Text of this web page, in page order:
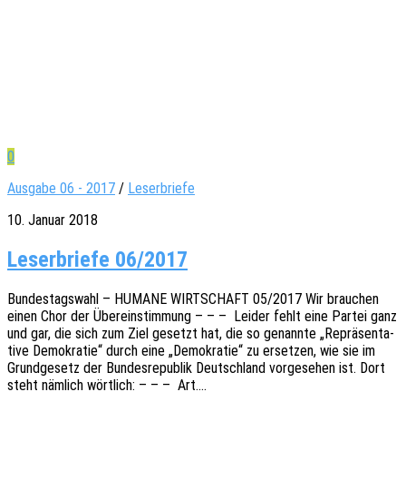
0
Ausgabe 06 - 2017 / Leserbriefe
10. Januar 2018
Leserbriefe 06/2017
Bundes­tags­wahl – HUMANE WIRTSCHAFT 05/2017 Wir brau­chen
einen Chor der Über­ein­stim­mung – – – Leider fehlt eine Partei ganz
und gar, die sich zum Ziel gesetzt hat, die so genann­te „Reprä­sen­ta­
ti­ve Demo­kra­tie“ durch eine „Demo­kra­tie“ zu erset­zen, wie sie im
Grund­ge­setz der Bundes­re­pu­blik Deutsch­land vorge­se­hen ist. Dort
steht nämlich wört­lich: – – – Art.…